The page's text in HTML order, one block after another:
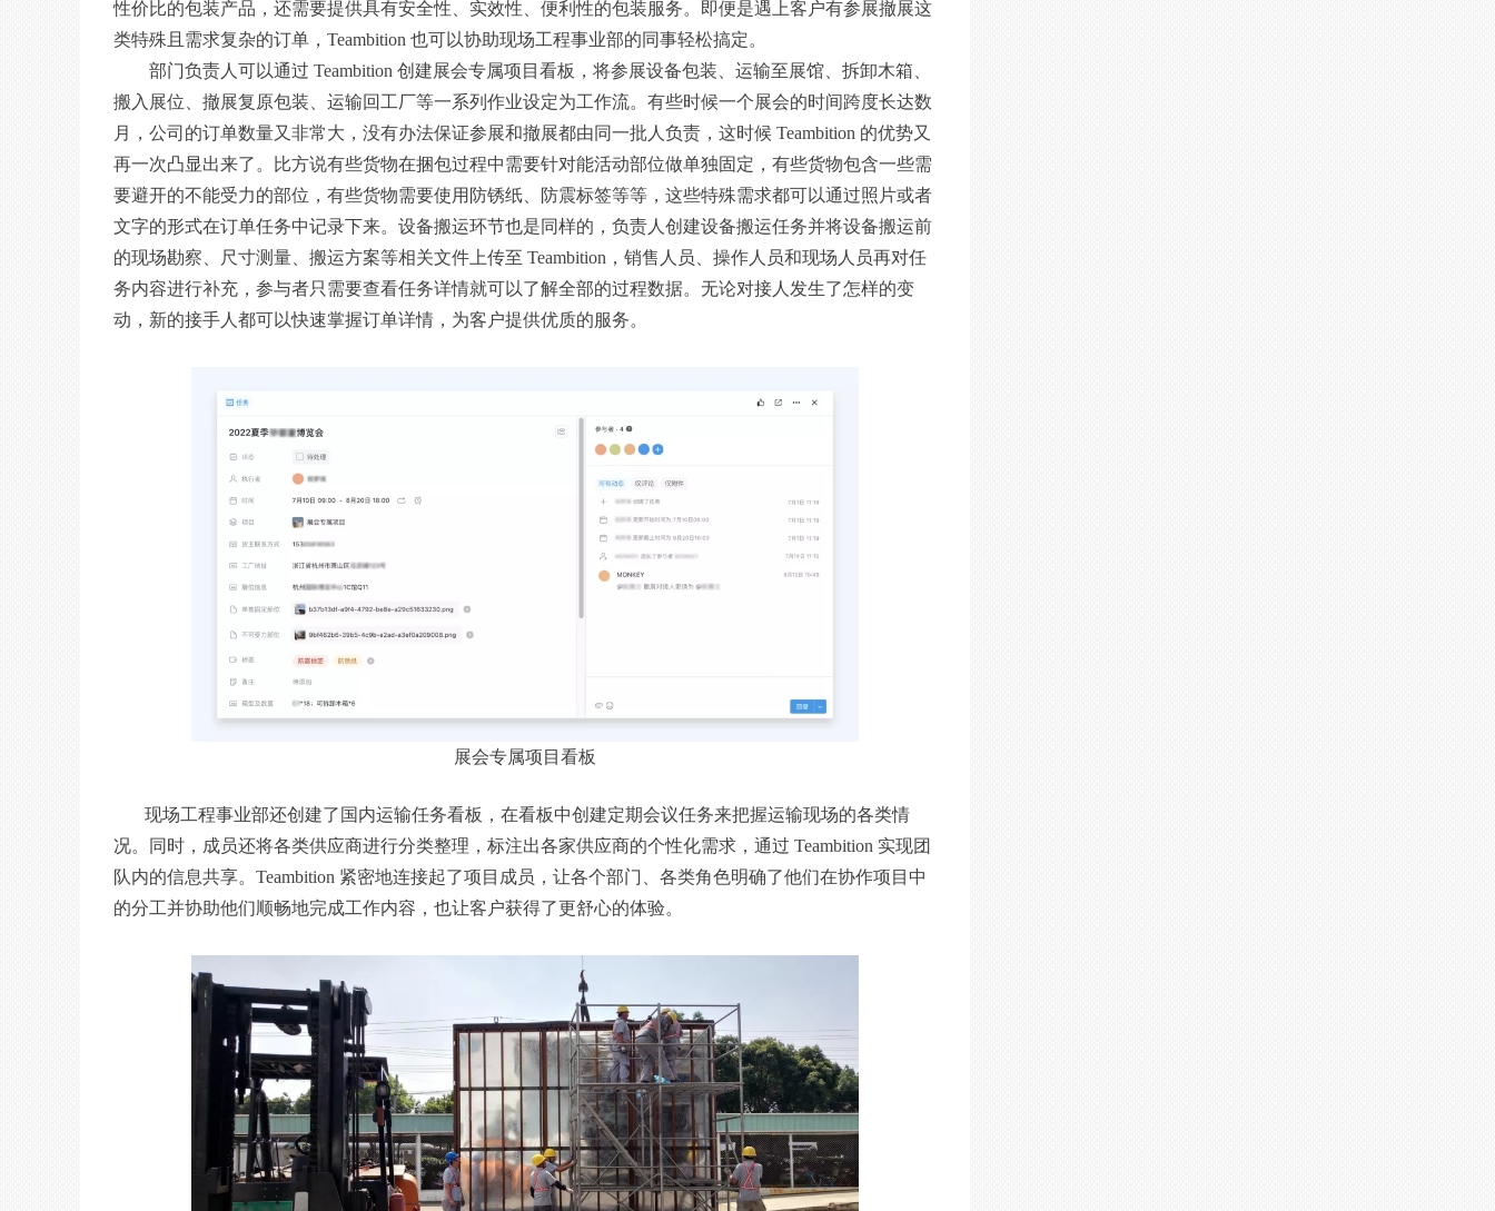
性价比的包装产品，还需要提供具有安全性、实效性、便利性的包装服务。即便是遇上客户有参展撤展这
类特殊且需求复杂的订单，Teambition 也可以协助现场工程事业部的同事轻松搞定。
部门负责人可以通过 Teambition 创建展会专属项目看板，将参展设备包装、运输至展馆、拆卸木箱、
搬入展位、撤展复原包装、运输回工厂等一系列作业设定为工作流。有些时候一个展会的时间跨度长达数
月，公司的订单数量又非常大，没有办法保证参展和撤展都由同一批人负责，这时候 Teambition 的优势又
再一次凸显出来了。比方说有些货物在捆包过程中需要针对能活动部位做单独固定，有些货物包含一些需
要避开的不能受力的部位，有些货物需要使用防锈纸、防震标签等等，这些特殊需求都可以通过照片或者
文字的形式在订单任务中记录下来。设备搬运环节也是同样的，负责人创建设备搬运任务并将设备搬运前
的现场勘察、尺寸测量、搬运方案等相关文件上传至 Teambition，销售人员、操作人员和现场人员再对任
务内容进行补充，参与者只需要查看任务详情就可以了解全部的过程数据。无论对接人发生了怎样的变
动，新的接手人都可以快速掌握订单详情，为客户提供优质的服务。
展会专属项目看板
现场工程事业部还创建了国内运输任务看板，在看板中创建定期会议任务来把握运输现场的各类情
况。同时，成员还将各类供应商进行分类整理，标注出各家供应商的个性化需求，通过 Teambition 实现团
队内的信息共享。Teambition 紧密地连接起了项目成员，让各个部门、各类角色明确了他们在协作项目中
的分工并协助他们顺畅地完成工作内容，也让客户获得了更舒心的体验。